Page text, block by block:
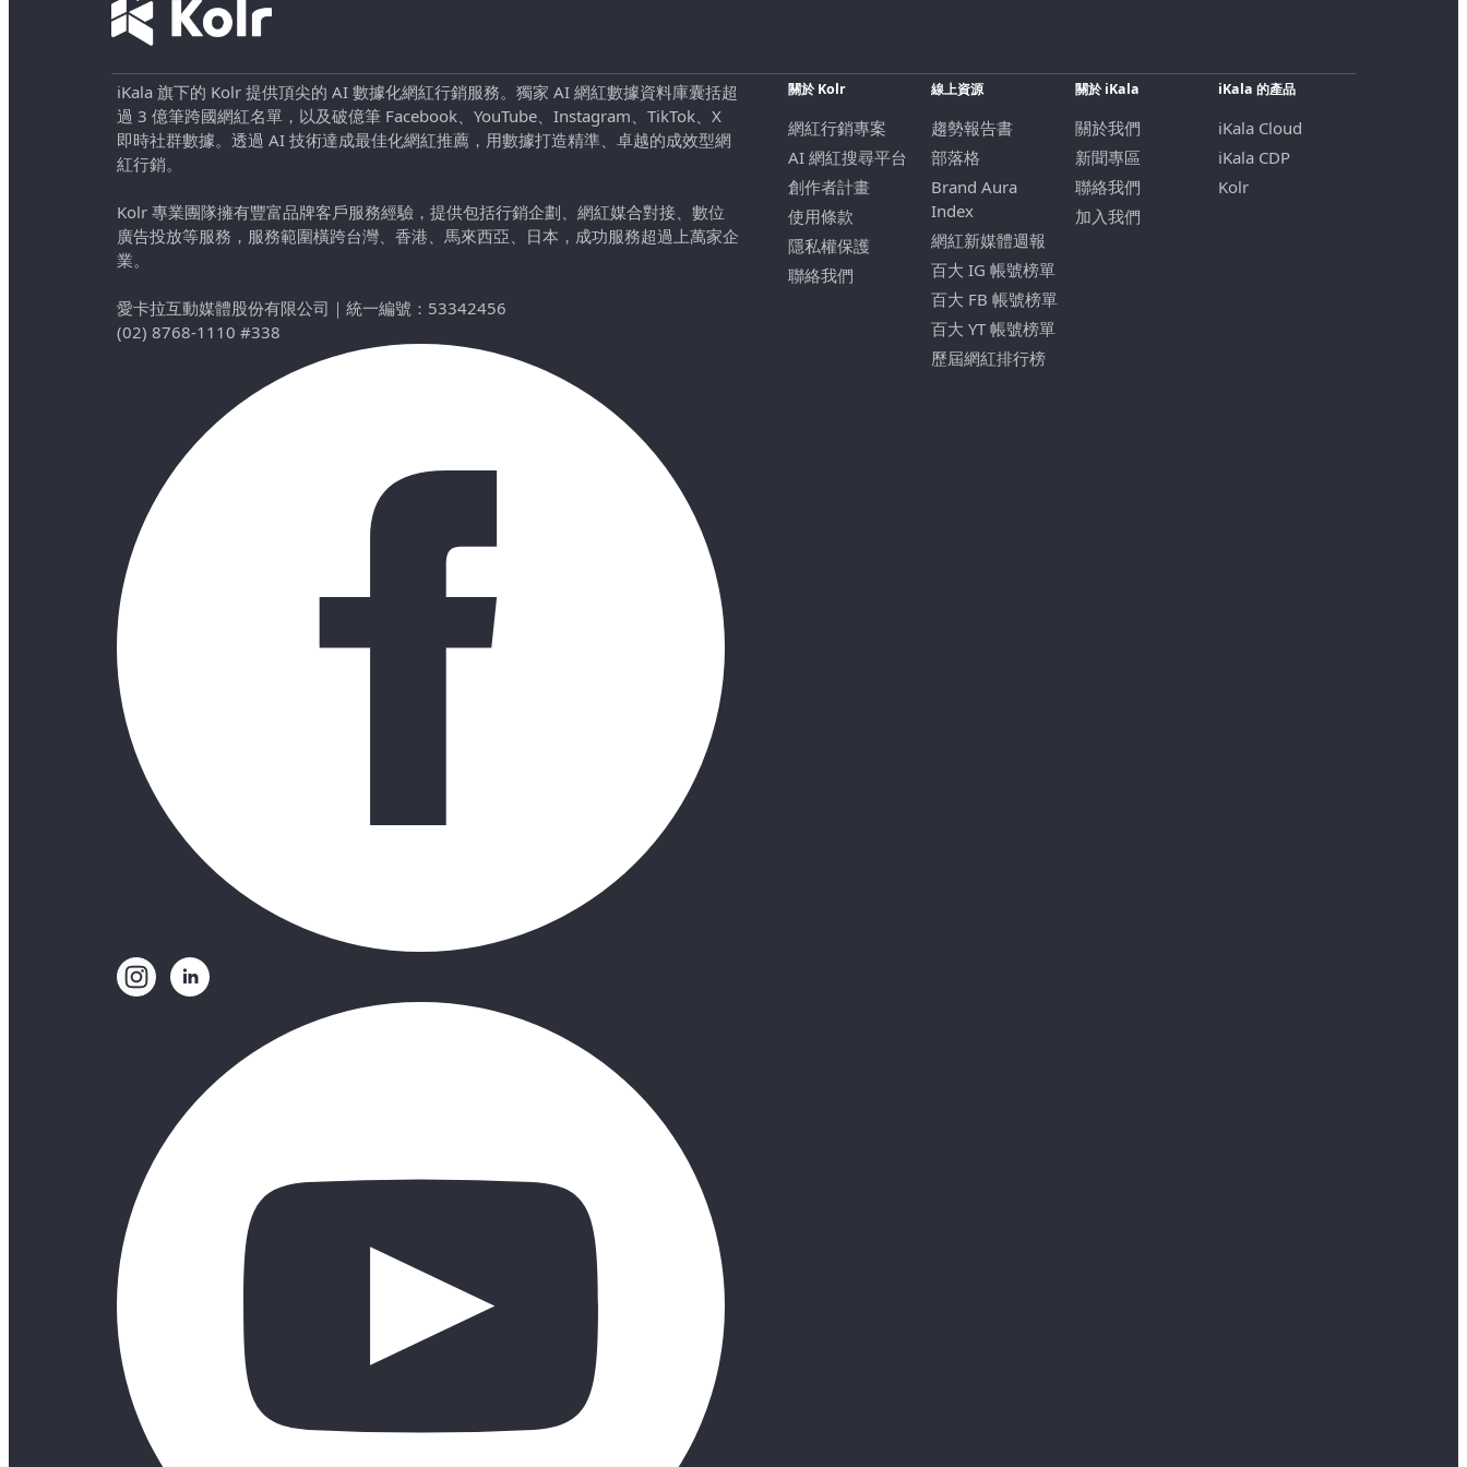
iKala 旗下的 Kolr 提供頂尖的 AI 數據化網紅行銷服務。獨家 AI 網紅數據資料庫囊括超
過 3 億筆跨國網紅名單，以及破億筆 Facebook、YouTube、Instagram、TikTok、X
即時社群數據。透過 AI 技術達成最佳化網紅推薦，用數據打造精準、卓越的成效型網
紅行銷。
Kolr 專業團隊擁有豐富品牌客戶服務經驗，提供包括行銷企劃、網紅媒合對接、數位
廣告投放等服務，服務範圍橫跨台灣、香港、馬來西亞、日本，成功服務超過上萬家企
業。
愛卡拉互動媒體股份有限公司 ｜ 統一編號：53342456
(02) 8768-1110 #338
關於 Kolr
網紅行銷專案
AI 網紅搜尋平台
創作者計畫
使用條款
隱私權保護
聯絡我們
線上資源
趨勢報告書
部落格
Brand Aura
Index
網紅新媒體週報
百大 IG 帳號榜單
百大 FB 帳號榜單
百大 YT 帳號榜單
歷屆網紅排行榜
關於 iKala
關於我們
新聞專區
聯絡我們
加入我們
iKala 的產品
iKala Cloud
iKala CDP
Kolr